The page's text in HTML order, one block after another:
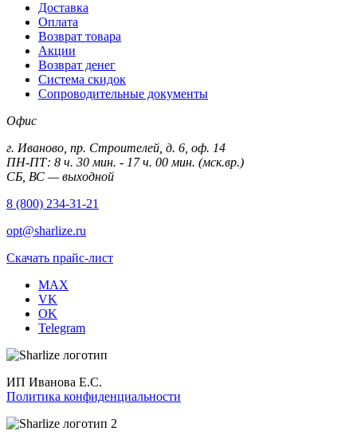
Доставка
Оплата
Возврат товара
Акции
Возврат денег
Система скидок
Сопроводительные документы
Офис
г. Иваново, пр. Строителей, д. 6, оф. 14
ПН-ПТ: 8 ч. 30 мин. - 17 ч. 00 мин. (мск.вр.)
СБ, ВС — выходной
8 (800) 234-31-21
opt@sharlize.ru
Скачать прайс-лист
MAX
VK
OK
Telegram
ИП Иванова Е.С.
Политика конфиденциальности